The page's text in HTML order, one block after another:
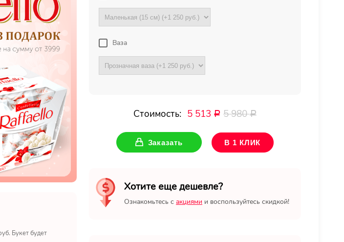
Букет будет
Ваза
Стоимость: 5 513 Р 5 980Р
Заказать В 1 КЛИК
Хотите еще дешевле?
Ознакомьтесь сакциями и воспользуйтесь скидкой!